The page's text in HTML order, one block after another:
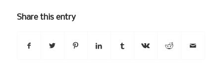
Share this entry